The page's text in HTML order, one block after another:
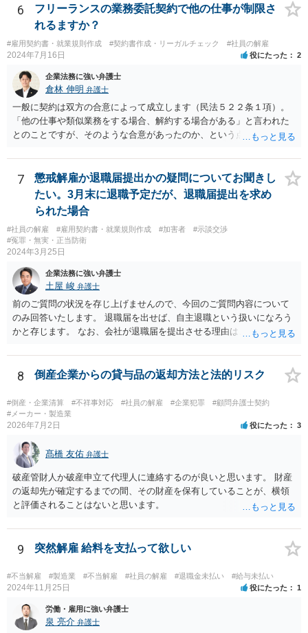
行があるということであれば、 その部分を主張できるかを検討するこ
ととなります。
6
フリーランスの業務委託契約で他の仕事が制限さ
れるますか？
#雇用契約書・就業規則作成 #契約書作成・リーガルチェック #社員の解雇
2024年7月16日 役にたった 2
企業法務に強い弁護士
倉林 伸明 弁護士
一般に契約は双方の合意によって成立します（民法５２２条１項）。
「他の仕事や類似業務をする場合、解約する場合がある」と言われた
とのことですが、そのような合意があったのか、という点を最初に確
ったのではないでしょうか。 また、フリーランスの方との取引で、
「紙の書面で契約締結を行っているのは全体の4割弱にとどまってい
る」との報告もあります（「フリーランス白書２０２０」）。「トラ
ブルが発生している取引の45.5%が口頭による契約締結であり、口約
束の横行がトラブルを生じやすくしている」とも。（同） 詳しくお話
を伺う必要がありますが、”言われた”ということで、もしかしたら書面
で契約を締結していないのかもしれません。契約書がないためにトラ
ブルが生じることは上記のとおり珍しくありません。 もし契約書がな
いようでしたら、ご自身の権利を守り義務の範囲を明確にするため、
契約書を作成することをお勧めします。 契約書の支援について、弁護
士にご相談されるのもお勧めです。
7
懲戒解雇か退職届提出かの疑問についてお聞きし
たい。3月末に退職予定だが、退職届提出を求め
られた場合
#社員の解雇 #雇用契約書・就業規則作成 #加害者
#示談交渉
#冤罪・無実・正当防衛
2024年3月25日
企業法務に強い弁護士
土屋 峻 弁護士
前のご質問の状況を存じ上げませんので、今回のご質問内容について
のみ回答いたします。 退職届を出せば、自主退職という扱いになろう
かと存じます。 なお、会社が退職届を提出させる理由は、後日解雇無
ったと体裁を整えるためであることが多いです。 ただ、実際に懲戒解
雇事由が認められそうなのであれば、穏便な形である自主退職をした
8 倒産企業からの貸与品の返却方法と法的リスク
#倒産・企業清算 #不祥事対応 #社員の解雇 #企業犯罪
#顧問弁護士契約
#メーカー・製造業
2026年7月2日 役にたった 3
髙橋 友佑 弁護士
破産管財人か破産申立て代理人に連絡するのが良いと思います。 財産
の返却先が確定するまでの間、その財産を保有していることが、横領
と評価されることはないと思います。
9 突然解雇 給料を支払って欲しい
#不当解雇 #製造業 #不当解雇 #社員の解雇 #退職金未払い #給与未払い
2024年11月25日 役にたった 1
労働・雇用に強い弁護士
泉 亮介 弁護士